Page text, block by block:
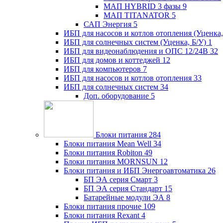
МАП HYBRID 3 фазы 9
МАП TITANATOR 5
САП Энергия 5
ИБП для насосов и котлов отопления
ИБП для солнечных систем (Уценка, Б/У) 1
ИБП для видеонаблюдения и ОПС 12/24В 32
ИБП для домов и коттеджей 12
ИБП для компьютеров 7
ИБП для насосов и котлов отопления 33
ИБП для солнечных систем 34
Доп. оборудование 5
Блоки питания 284
Блоки питания Mean Well 34
Блоки питания Robiton 49
Блоки питания MORNSUN 12
Блоки питания и ИБП Энергоавтоматика 26
БП ЭА серия Смарт 3
БП ЭА серия Стандарт 15
Батарейные модули ЭА 8
Блоки питания прочие 109
Блоки питания Rexant 4